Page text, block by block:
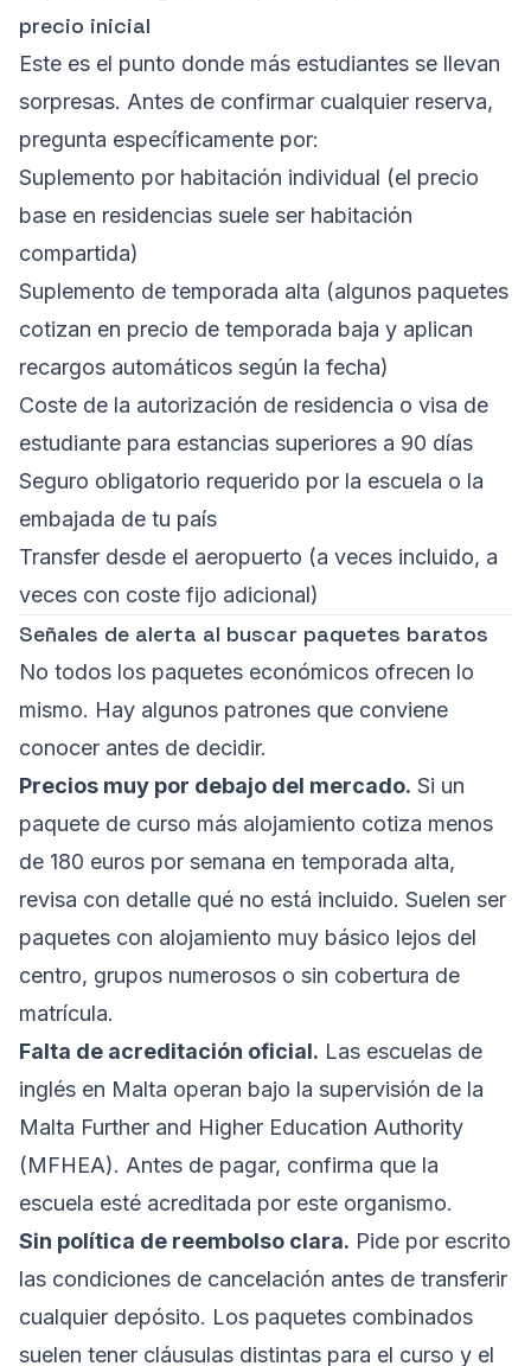
precio inicial
Este es el punto donde más estudiantes se llevan
sorpresas. Antes de confirmar cualquier reserva,
pregunta específicamente por:
Suplemento por habitación individual (el precio
base en residencias suele ser habitación
compartida)
Suplemento de temporada alta (algunos paquetes
cotizan en precio de temporada baja y aplican
recargos automáticos según la fecha)
Coste de la autorización de residencia o visa de
estudiante para estancias superiores a 90 días
Seguro obligatorio requerido por la escuela o la
embajada de tu país
Transfer desde el aeropuerto (a veces incluido, a
veces con coste fijo adicional)
Señales de alerta al buscar paquetes baratos
No todos los paquetes económicos ofrecen lo
mismo. Hay algunos patrones que conviene
conocer antes de decidir.
Precios muy por debajo del mercado. Si un
paquete de curso más alojamiento cotiza menos
de 180 euros por semana en temporada alta,
revisa con detalle qué no está incluido. Suelen ser
paquetes con alojamiento muy básico lejos del
centro, grupos numerosos o sin cobertura de
matrícula.
Falta de acreditación oficial. Las escuelas de
inglés en Malta operan bajo la supervisión de la
Malta Further and Higher Education Authority
(MFHEA). Antes de pagar, confirma que la
escuela esté acreditada por este organismo.
Sin política de reembolso clara. Pide por escrito
las condiciones de cancelación antes de transferir
cualquier depósito. Los paquetes combinados
suelen tener cláusulas distintas para el curso y el